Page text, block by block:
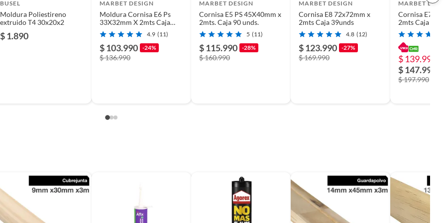
en esa condición a un precio reducido.
entre otros análogos.
BUSEL
Moldura Poliestireno
extruido T4 30x20x2
$ 1.890
MARBET DESIGN
Moldura Cornisa E6 Ps
33X32mm X 2mts Caja
110unds
4.9 (11)
$ 103.990 -24%
$ 136.990
MARBET DESIGN
Cornisa E5 PS 45X40mm x
2mts. Caja 90 unds.
5 (11)
$ 115.990 -28%
$ 160.990
MARBET DESIGN
Cornisa E8 72x72mm x
2mts Caja 39unds
4.8 (12)
$ 123.990 -27%
$ 169.990
MARBET
Cornisa E7 Ps
2mts Caja
$ 139.990
$ 147.990
$ 197.990